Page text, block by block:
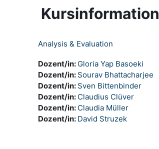
Kursinformation
Analysis & Evaluation
Dozent/in: Gloria Yap Basoeki
Dozent/in: Sourav Bhattacharjee
Dozent/in: Sven Bittenbinder
Dozent/in: Claudius Clüver
Dozent/in: Claudia Müller
Dozent/in: David Struzek